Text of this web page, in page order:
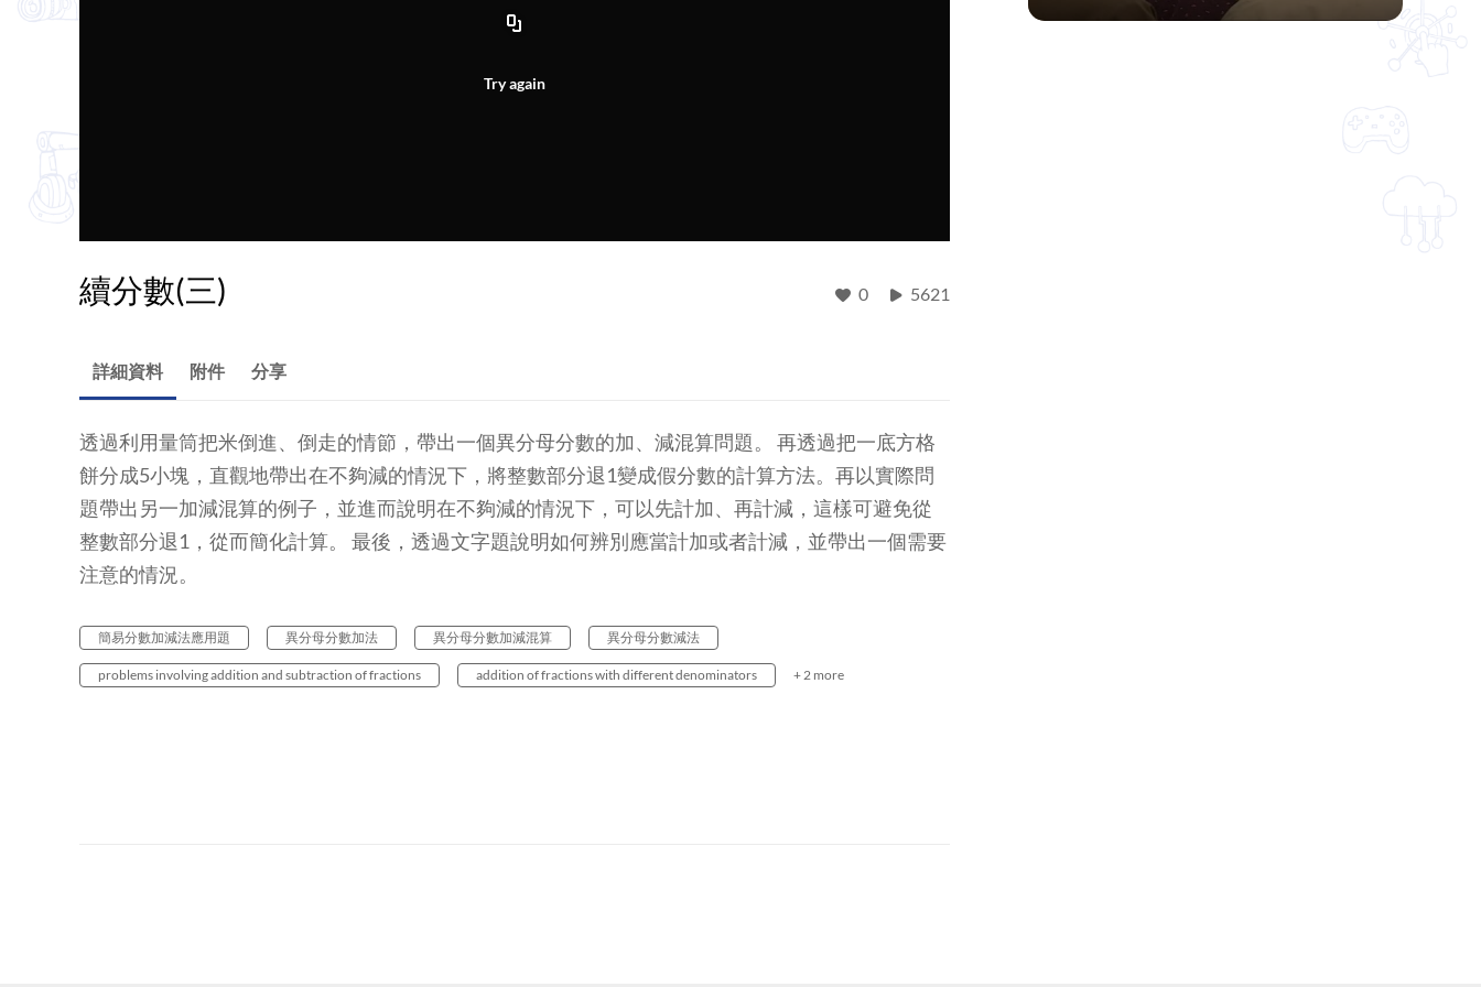
Try again
續分數(三) 0 5621
詳細資料 附件 分享
透過利用量筒把米倒進、倒走的情節，帶出一個異分母分數的加、減混算問題。 再透過把一底方格
餅分成5小塊，直觀地帶出在不夠減的情況下，將整數部分退1變成假分數的計算方法。再以實際問
題帶出另一加減混算的例子，並進而說明在不夠減的情況下，可以先計加、再計減，這樣可避免從
整數部分退1，從而簡化計算。 最後，透過文字題說明如何辨別應當計加或者計減，並帶出一個需要
注意的情況。
簡易分數加減法應用題 異分母分數加法 異分母分數加減混算 異分母分數減法
problems involving addition and subtraction of fractions addition of fractions with different denominators + 2 more